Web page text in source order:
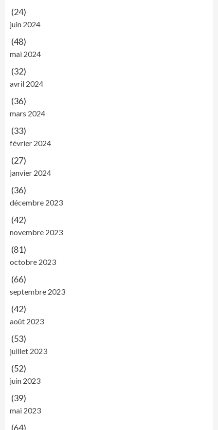
(24)
juin 2024
(48)
mai 2024
(32)
avril 2024
(36)
mars 2024
(33)
février 2024
(27)
janvier 2024
(36)
décembre 2023
(42)
novembre 2023
(81)
octobre 2023
(66)
septembre 2023
(42)
août 2023
(53)
juillet 2023
(52)
juin 2023
(39)
mai 2023
(64)